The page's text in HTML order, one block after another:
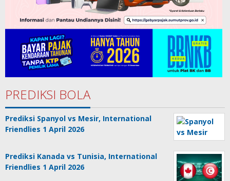
PREDIKSI BOLA
Prediksi Spanyol vs Mesir, International
Friendlies 1 April 2026
Prediksi Kanada vs Tunisia, International
Friendlies 1 April 2026